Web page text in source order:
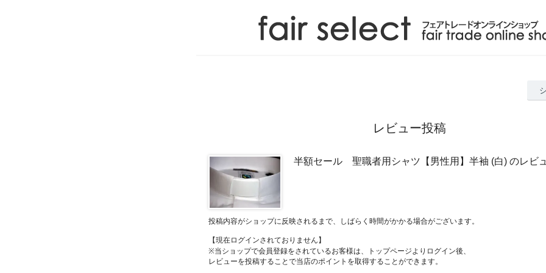
レビュー投稿
半額セール 聖職者用シャツ【男性用】半袖 (白) のレビ
投稿内容がショップに反映されるまで、しばらく時間がかかる場合がございます。
【現在ログインされておりません】
※当ショップで会員登録をされているお客様は、トップページよりログイン後、
レビューを投稿することで当店のポイントを取得することができます。